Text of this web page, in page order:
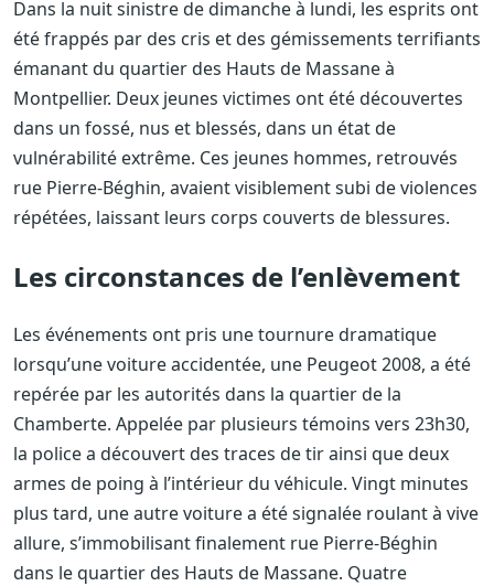
Dans la nuit sinistre de dimanche à lundi, les esprits ont
été frappés par des cris et des gémissements terrifiants
émanant du quartier des Hauts de Massane à
Montpellier. Deux jeunes victimes ont été découvertes
dans un fossé, nus et blessés, dans un état de
vulnérabilité extrême. Ces jeunes hommes, retrouvés
rue Pierre-Béghin, avaient visiblement subi de violences
répétées, laissant leurs corps couverts de blessures.
Les circonstances de l’enlèvement
Les événements ont pris une tournure dramatique
lorsqu’une voiture accidentée, une Peugeot 2008, a été
repérée par les autorités dans la quartier de la
Chamberte. Appelée par plusieurs témoins vers 23h30,
la police a découvert des traces de tir ainsi que deux
armes de poing à l’intérieur du véhicule. Vingt minutes
plus tard, une autre voiture a été signalée roulant à vive
allure, s’immobilisant finalement rue Pierre-Béghin
dans le quartier des Hauts de Massane. Quatre